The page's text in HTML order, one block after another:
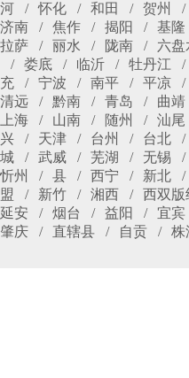
河
怀化 和田 贺州
济南
焦作 揭阳 基隆
拉萨
丽水 陇南 六盘
娄底
临沂 牡丹江
充
宁波 南平 平凉
清远
黔南 青岛 曲靖
上海
山南 随州 汕尾
兴
天津 台州 台北
城
武威 芜湖 无锡
忻州
县 西宁 新北
盟
新竹 湘西 西双版
延安
烟台 益阳 宜宾
肇庆
直辖县 自贡 株